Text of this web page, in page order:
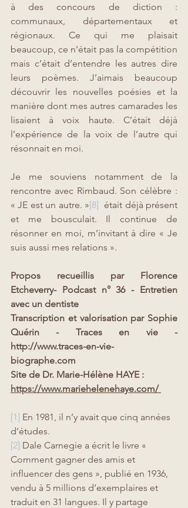
à des concours de diction :
communaux, départementaux et
régionaux. Ce qui me plaisait
beaucoup, ce n’était pas la compétition
mais c’était d’entendre les autres dire
leurs poèmes. J’aimais beaucoup
découvrir les nouvelles poésies et la
manière dont mes autres camarades les
lisaient à voix haute. C’était déjà
l’expérience de la voix de l’autre qui
résonnait en moi.
Je me souviens notamment de la
rencontre avec Rimbaud. Son célèbre :
« JE est un autre. »[8]
  était déjà présent
et me bousculait. Il continue de
résonner en moi, m’invitant à dire « Je
suis aussi mes relations ».
Propos recueillis par Florence
Etcheverry- Podcast n° 36 - Entretien
avec un dentiste
Transcription et valorisation par Sophie
Quérin - Traces en vie -
http://www.traces-en-vie-
biographe.com
Site de Dr. Marie-Hélène HAYE :
https://www.mariehelenehaye.com/
[1] En 1981, il n’y avait que cinq années
d’études.
[2] Dale Carnegie a écrit le livre «
Comment gagner des amis et
influencer des gens », publié en 1936,
vendu à 5 millions d’exemplaires et
traduit en 31 langues. Il y partage